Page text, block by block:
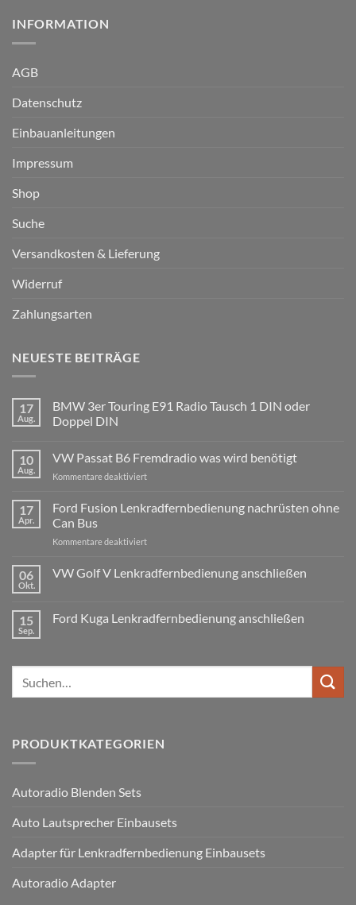
INFORMATION
AGB
Datenschutz
Einbauanleitungen
Impressum
Shop
Suche
Versandkosten & Lieferung
Widerruf
Zahlungsarten
NEUESTE BEITRÄGE
17
Aug.
BMW 3er Touring E91 Radio Tausch 1 DIN oder
Doppel DIN
zu
3er
Radio
Tausch
1
DIN
DIN
10
Aug.
VW Passat B6 Fremdradio was wird benötigt
Kommentare deaktiviertfür
Passat
was
benötigt
17
Apr.
Ford Fusion Lenkradfernbedienung nachrüsten ohne
Can Bus
Kommentare deaktiviertfür
Fusion
Lenkradfernbedienung
Can
06
Okt.
VW Golf V Lenkradfernbedienung anschließen
VW
15
Sep.
Ford Kuga Lenkradfernbedienung anschließen
Ford
Lenkradfernbedienung
anschließen
PRODUKTKATEGORIEN
Autoradio Blenden Sets
Auto Lautsprecher Einbausets
Adapter für Lenkradfernbedienung Einbausets
Autoradio Adapter